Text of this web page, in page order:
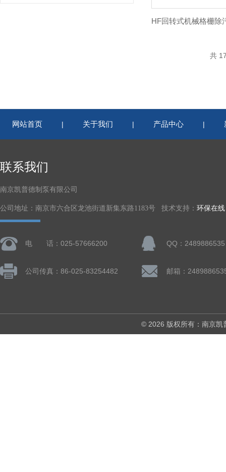
共
网站首页 | 关于我们 | 产品中心 |
联系我们
南京凯普德制泵有限公司
公司地址：南京市六合区龙池街道新集东路1183号 技术支持： 环保在线
电 话：025-57666200 QQ：2489886535
公司传真：86-025-83254482 邮箱：
© 2026 版权所有：南京